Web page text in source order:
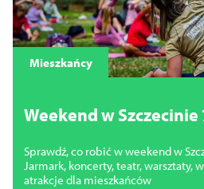
Mieszkańcy
Weekend w
koncerty i atrakcje
Sprawdź, co robić w weekend w
Jarmark, koncerty, teatr, warsztaty,
atrakcje dla mieszkańców